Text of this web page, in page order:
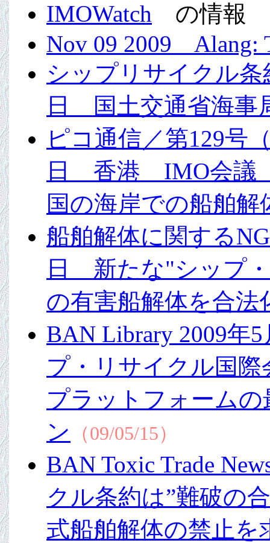
IMOWatch の情報
Nov 09 2009 Alang:
シップリサイクル
日 国土交通省海事
ピコ通信／第129号
日 香港 IMO会議
国の海岸での船舶解
船舶解体に関する
日 新たな"シップ
の有害船解体を合
BAN Library 2009
プ・リサイクル国
プラットフォーム
ン
（09/05/15）
BAN Toxic Trade
クル条約は”難破の
式船舶解体の禁止を